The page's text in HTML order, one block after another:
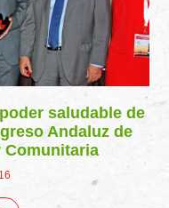
saludable de
Andaluz de
Comunitaria